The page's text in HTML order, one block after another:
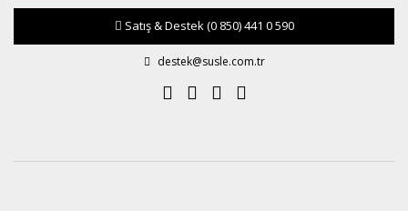
Satış & Destek(0 850) 441 0 590
destek@susle.com.tr